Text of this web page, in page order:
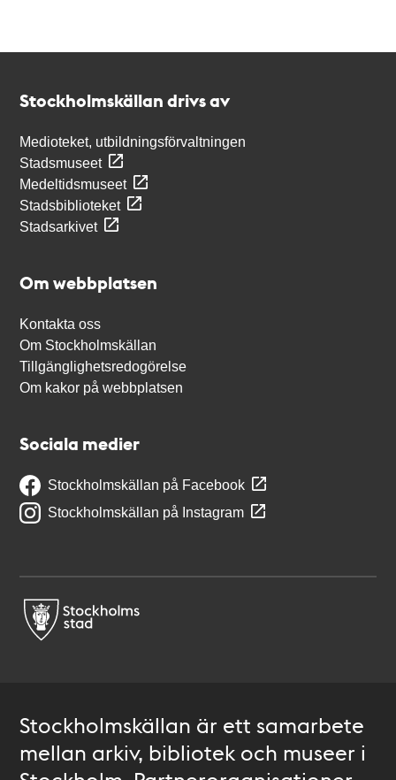
Stockholmskällan drivs av
Medioteket, utbildningsförvaltningen
Stadsmuseet
Medeltidsmuseet
Stadsbiblioteket
Stadsarkivet
Om webbplatsen
Kontakta oss
Om Stockholmskällan
Tillgänglighetsredogörelse
Om kakor på webbplatsen
Sociala medier
Stockholmskällan på Facebook
Stockholmskällan på Instagram
Stockholmskällan är ett samarbete
mellan arkiv, bibliotek och museer i